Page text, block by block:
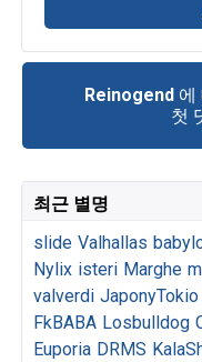
Reinogend 에
첫
최근 별명
slide Valhallas
Nylix isteri Marghe
valverdi JaponyTokio
FkBABA Losbulldog
Euporia DRMS